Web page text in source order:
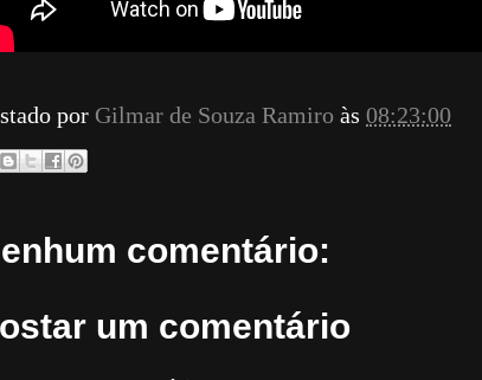
por Gilmar de Souza Ramiro às 08:23:00
comentário:
um comentário